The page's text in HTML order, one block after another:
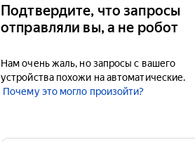
Подтвердите, что запросы
отправляли вы, а не робот
Нам очень жаль, но запросы с вашего
устройства похожи на автоматические.
Почему это могло произойти?